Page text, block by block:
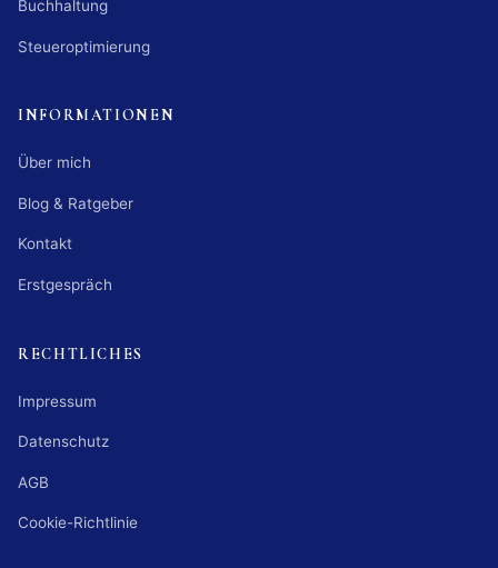
Buchhaltung
Steueroptimierung
INFORMATIONEN
Über mich
Blog & Ratgeber
Kontakt
Erstgespräch
RECHTLICHES
Impressum
Datenschutz
AGB
Cookie-Richtlinie